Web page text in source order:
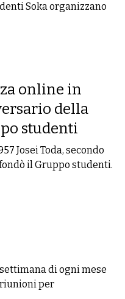
Soka organizzano
online in
della
studenti
Josei Toda, secondo
il Gruppo studenti.
di ogni mese
per